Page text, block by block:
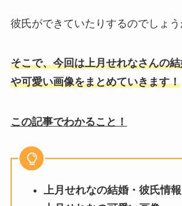
彼氏ができていたりするのでしょう
そこで、今回は上月せれなさんの
や可愛い画像をまとめていきます！
この記事でわかること！
上月せれなの結婚・彼氏情報